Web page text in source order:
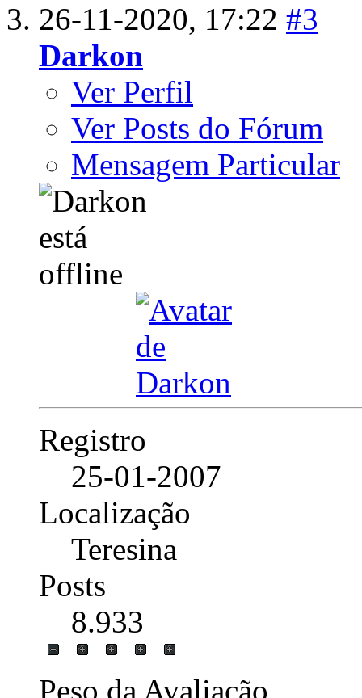
26-11-2020, 17:22 #3
Darkon
Ver Perfil
Ver Posts do Fórum
Mensagem Particular
Registro
25-01-2007
Localização
Teresina
Posts
8.933
Peso da Avaliação